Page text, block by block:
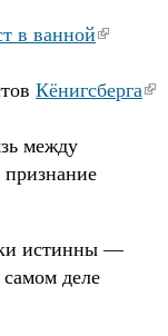
в ванной
Кёнигсберга
между
истинны —
деле